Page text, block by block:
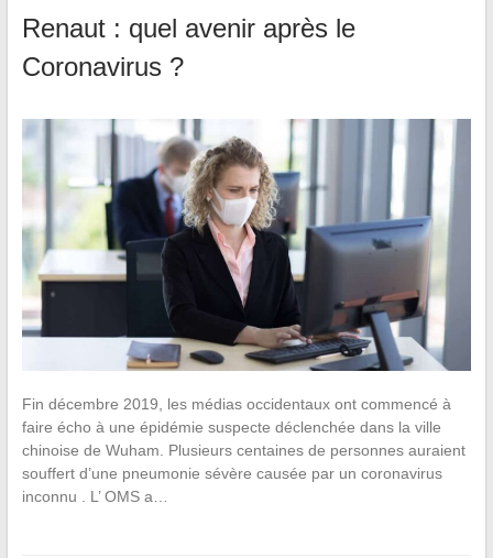
Renaut : quel avenir après le
Coronavirus ?
Fin décembre 2019, les médias occidentaux ont commencé à
faire écho à une épidémie suspecte déclenchée dans la ville
chinoise de Wuham. Plusieurs centaines de personnes auraient
souffert d’une pneumonie sévère causée par un coronavirus
inconnu . L’ OMS a…